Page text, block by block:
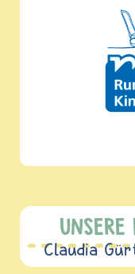
UNSERE
Claudia